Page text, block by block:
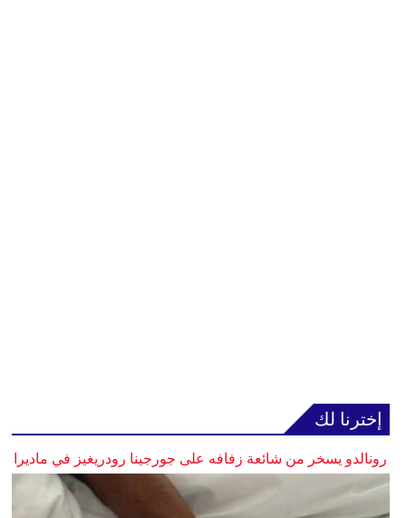
إخترنا لك
رونالدو يسخر من شائعة زفافه على جورجينا رودريغيز في ماديرا